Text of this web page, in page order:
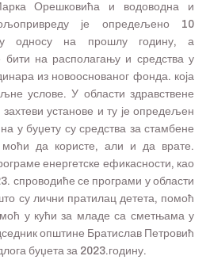
Орешковића и водоводна и
је опредељено 10
односу на прошлу годину, а
на располагању и средства у
из новооснованог фонда. која
услове. У области здравствене
установе и ту је опредељен
у буџету су средства за стамбене
моћи да користе, али и да врате.
енергетске ефикасности, као
спроводиће се програми у области
су лични пратилац детета, помоћ
у кући за младе са сметњама у
општине Братислав Петровић
буџета за 2023.годину.